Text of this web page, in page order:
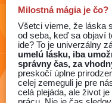
Milostná mágia je čo?
Všetci vieme, že láska
od seba, keď sa objaví
ide? To je univerzálny
umelú lásku, iba
správny čas, za
preskočí úplne
celej zemeguli je pre
celá plejáda, ale život